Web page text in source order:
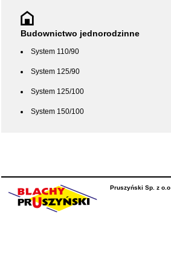
Budownictwo jednorodzinne
System 110/90
System 125/90
System 125/100
System 150/100
Pruszyński Sp. z o.o